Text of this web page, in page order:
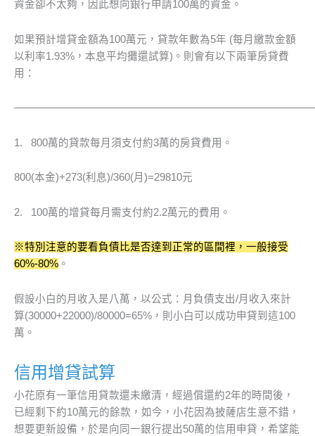
資金卻不太夠，因此想向銀行申請100萬的資金。
如果預計增貸金額為100萬元，貸款年數為5年 (每月繳款金額
以利率1.93%，本息平均攤還試算)。則會有以下兩筆房貸費
用：
1. 800萬的貸款每月須支付約3萬的房貸費用。
800(本金)+273(利息)/360(月)=29810元
2. 100萬的增貸每月需支付約2.2萬元的費用。
※特別注意的要看負債比是否達到正常的區間裡，一般接受
60%-80% 。
假設小白的月收入是八萬，以公式：月負債支出/月收入來計
算(30000+22000)/80000=65%，則小白可以成功申貸到這100
萬。
信用增貸試算
小花原有一筆信用貸款還未繳清，經過償還約2年的時間後，
已經剩下約10萬元的餘款，如今，小花因為披薩店生意不錯，
想要更新設備，於是向同一銀行提出50萬的信用申貸，希望能